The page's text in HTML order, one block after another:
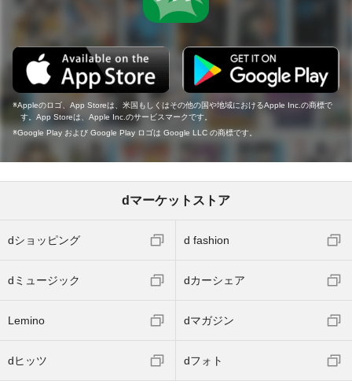
Appleのロゴ、App Storeは、米国もしくはその他の国や地域におけるApple Inc.の商標で
す。App Storeは、Apple Inc.のサービスマークです。
Google Play および Google Play ロゴは Google LLC の商標です。
dマーケットストア
dショッピング d fashion
dミュージック dカーシェア
Lemino dマガジン
dヒッツ dフォト